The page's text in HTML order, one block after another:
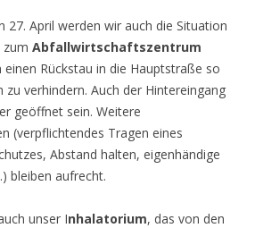
27. April werden wir auch die Situation
zum Abfallwirtschaftszentrum
einen Rückstau in die Hauptstraße so
zu verhindern. Auch der Hintereingang
geöffnet sein. Weitere
(verpflichtendes Tragen eines
Abstand halten, eigenhändige
bleiben aufrecht.
unser Inhalatorium, das von den